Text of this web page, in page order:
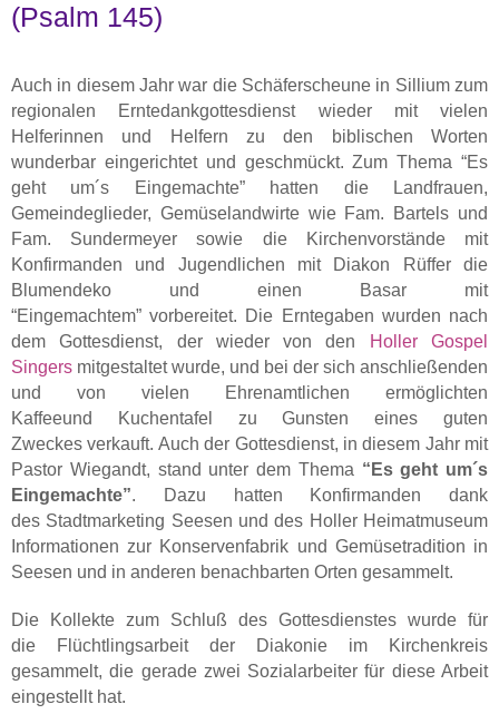
(Psalm 145)
Auch in diesem Jahr war die Schäferscheune in Sillium zum
regionalen Erntedankgottesdienst wieder mit vielen
Helferinnen und Helfern zu den biblischen Worten
wunderbar eingerichtet und geschmückt. Zum Thema “Es
geht um´s Eingemachte” hatten die Landfrauen,
Gemeindeglieder, Gemüselandwirte wie Fam. Bartels und
Fam. Sundermeyer sowie die Kirchenvorstände mit
Konfirmanden und Jugendlichen mit Diakon Rüffer die
Blumendeko und einen Basar mit
“Eingemachtem” vorbereitet. Die Erntegaben wurden nach
dem Gottesdienst, der wieder von den
Holler Gospel
Singers mitgestaltet wurde, und bei der sich anschließenden
und von vielen Ehrenamtlichen ermöglichten
Kaffeeund Kuchentafel zu Gunsten eines guten
Zweckes verkauft. Auch der Gottesdienst, in diesem Jahr mit
Pastor Wiegandt, stand unter dem Thema “Es geht um´s
Eingemachte”. Dazu hatten Konfirmanden dank
des Stadtmarketing Seesen und des Holler Heimatmuseum
Informationen zur Konservenfabrik und Gemüsetradition in
Seesen und in anderen benachbarten Orten gesammelt.
Die Kollekte zum Schluß des Gottesdienstes wurde für
die Flüchtlingsarbeit der Diakonie im Kirchenkreis
gesammelt, die gerade zwei Sozialarbeiter für diese Arbeit
eingestellt hat.